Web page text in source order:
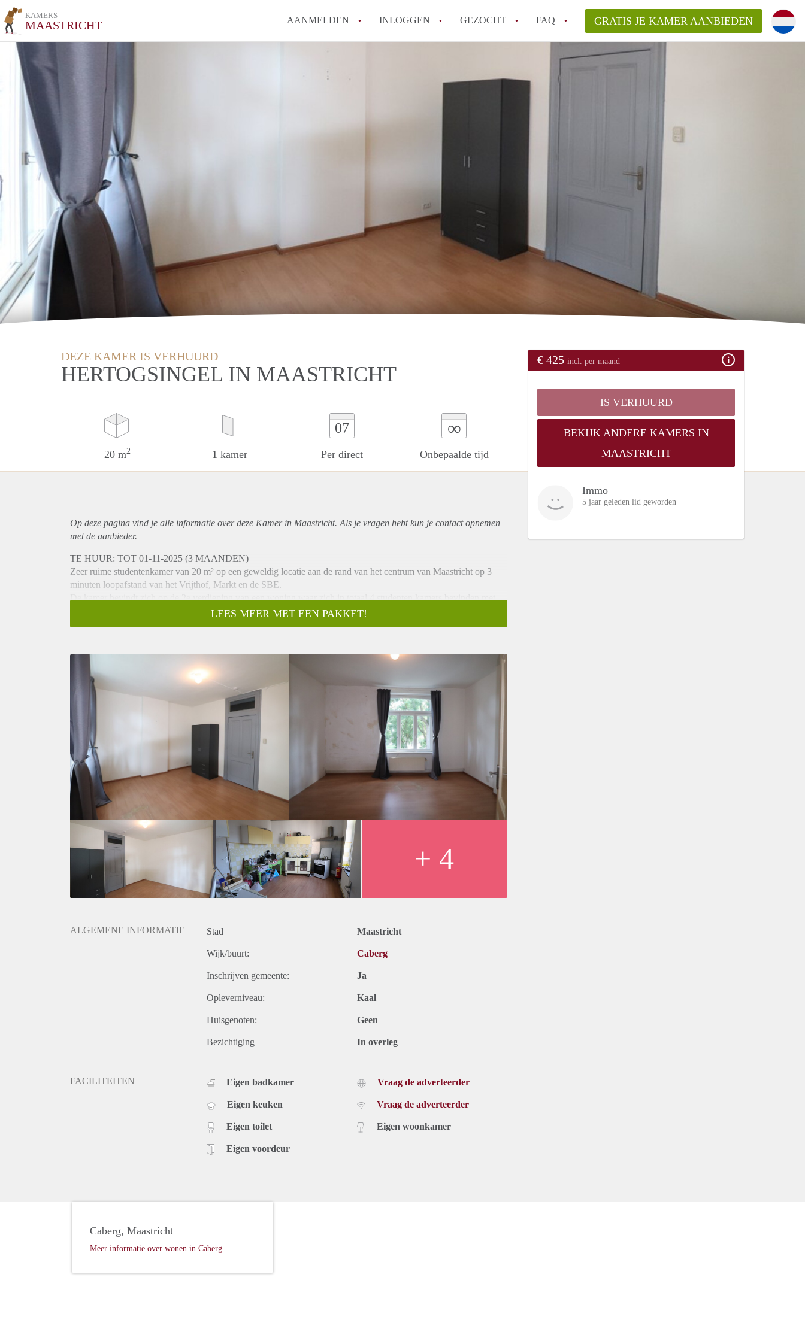
KAMERS
MAASTRICHT AANMELDEN INLOGGEN GEZOCHT FAQ
Wat is KamersMaastricht?
Berekent KamersMaastricht makelaarsvergoeding/bemiddelingsvergoeding?
GRATIS JE KAMER AANBIEDEN
DEZE KAMER IS VERHUURD
HERTOGSINGEL IN MAASTRICHT
20 m2 1 kamer
07
Per direct
∞
Onbepaalde tijd
€ 425 incl. per maand
IS VERHUURD
BEKIJK ANDERE KAMERS IN
MAASTRICHT
Immo
5 jaar geleden lid geworden
Op deze pagina vind je alle informatie over deze Kamer in Maastricht. Als je vragen hebt kun je contact opnemen
met de aanbieder.
TE HUUR: TOT 01-11-2025 (3 MAANDEN)
Zeer ruime studentenkamer van 20 m² op een geweldig locatie aan de rand van het centrum van Maastricht op 3
minuten loopafstand van het Vrijthof, Markt en de SBE.
De kamer bevindt zich op de 2e verdieping van een woning waar zich in totaal 4 studenten kamers bevinden met
Woonoppervlakte:
badkamer met douche/bad combinatie 6 m²
Apart Toilet 2 m²
Wasruimte 2 m².
GEEN HUURSUBSIDIE MOGELIJK
Te huur vanaf 01-08-2025 voor max. 3 maanden tot 01-11-2025.
LEES MEER MET EEN PAKKET!
+ 4
ALGEMENE INFORMATIE Stad Maastricht
Wijk/buurt: Caberg
Inschrijven gemeente: Ja
Opleverniveau: Kaal
Huisgenoten: Geen
Bezichtiging In overleg
FACILITEITEN Eigen badkamer
Eigen keuken
Eigen toilet
Eigen voordeur
Vraag de adverteerder
Vraag de adverteerder
Eigen woonkamer
Caberg, Maastricht
Meer informatie over wonen in Caberg